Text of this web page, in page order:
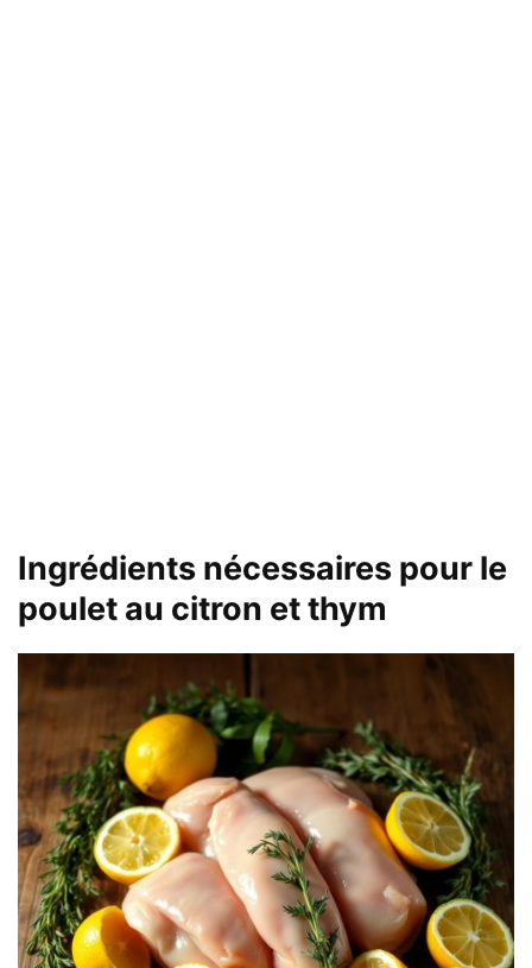
Ingrédients nécessaires pour le
poulet au citron et thym